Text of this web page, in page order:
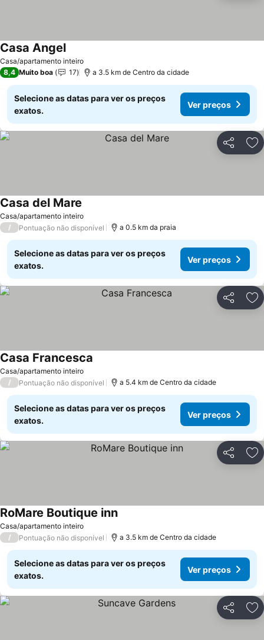
Casa/apartamento inteiro
Casa AngelVer preços
8,4 Muito boa 17 a 3.5 km de Centro da cidade
Selecione as datas para ver os preços
exatos.
Ver preços
Partilhar
Casa/apartamento inteiro
Casa del Mare
/ Pontuação não disponível a 0.5 km da praia
Selecione as datas para ver os preços
exatos.
Ver preços
Partilhar
Casa/apartamento inteiro
Casa Francesca
/ Pontuação não disponível a 5.4 km de Centro da cidade
Selecione as datas para ver os preços
exatos.
Ver preços
Partilhar
Casa/apartamento inteiro
RoMare Boutique innVer preços
/ Pontuação não disponível a 3.5 km de Centro da cidade
Selecione as datas para ver os preços
exatos.
Ver preços
Partilhar